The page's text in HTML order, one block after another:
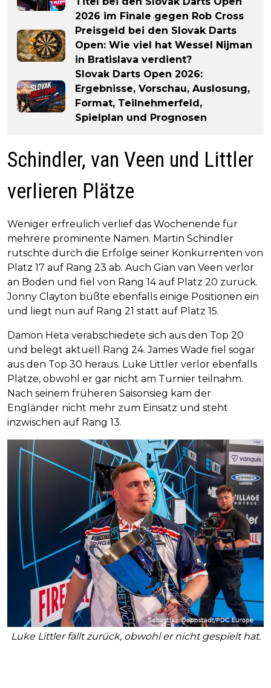
2026 im Finale gegen Rob Cross
Preisgeld bei den Slovak Darts
Open: Wie viel hat Wessel Nijman
in Bratislava verdient?
Slovak Darts Open 2026:
Ergebnisse, Vorschau, Auslosung,
Format, Teilnehmerfeld,
Spielplan und Prognosen
Schindler, van Veen und Littler
verlieren Plätze
Weniger erfreulich verlief das Wochenende für
mehrere prominente Namen. Martin Schindler
rutschte durch die Erfolge seiner Konkurrenten von
Platz 17 auf Rang 23 ab. Auch Gian van Veen verlor
an Boden und fiel von Rang 14 auf Platz 20 zurück.
Jonny Clayton büßte ebenfalls einige Positionen ein
und liegt nun auf Rang 21 statt auf Platz 15.
Damon Heta verabschiedete sich aus den Top 20
und belegt aktuell Rang 24. James Wade fiel sogar
aus den Top 30 heraus. Luke Littler verlor ebenfalls
Plätze, obwohl er gar nicht am Turnier teilnahm.
Nach seinem früheren Saisonsieg kam der
Engländer nicht mehr zum Einsatz und steht
inzwischen auf Rang 13.
Luke Littler fällt zurück, obwohl er nicht gespielt hat.